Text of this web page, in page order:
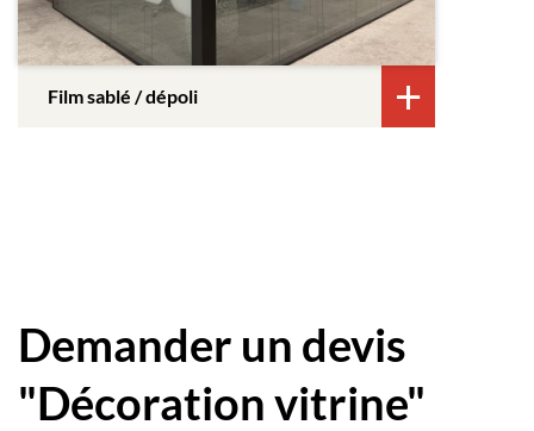
Film sablé / dépoli
Demander un devis
"Décoration vitrine"